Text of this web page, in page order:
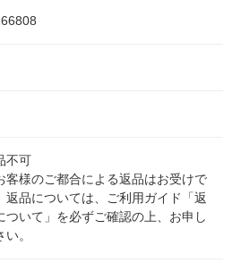
不可
客様のご都合による返品はお受けで
返品については、ご利用ガイド「返
ついて」を必ずご確認の上、お申し
。